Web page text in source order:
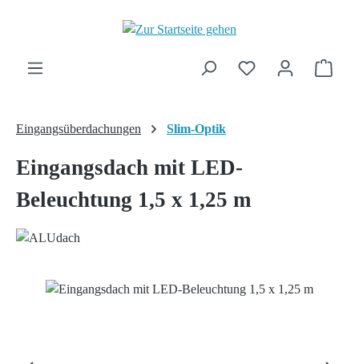
Zum Hauptinhalt springen
Eingangsüberdachungen Slim-Optik
Eingangsdach mit LED-
Beleuchtung 1,5 x 1,25 m
Bildergalerie überspringen